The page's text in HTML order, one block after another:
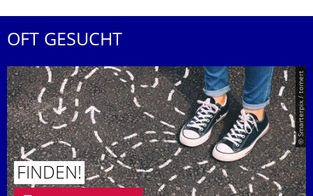
OFT GESUCHT
© Smarterpix / tomert
FINDEN!